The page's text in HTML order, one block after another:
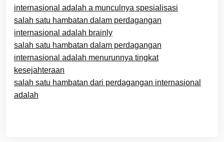
internasional adalah a munculnya spesialisasi
salah satu hambatan dalam perdagangan
internasional adalah brainly
salah satu hambatan dalam perdagangan
internasional adalah menurunnya tingkat
kesejahteraan
salah satu hambatan dari perdagangan internasional
adalah